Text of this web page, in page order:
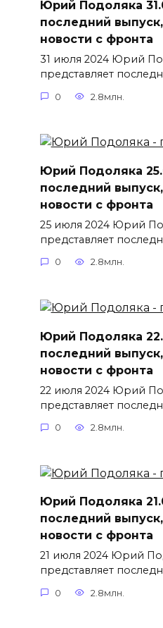
Юрий Подоляка
последний
новости с фронта
31 июля 2024 Юрий
представляет
0 2.8млн.
Юрий Подоляка
последний
новости с фронта
25 июля 2024 Юрий
представляет
0 2.8млн.
Юрий Подоляка
последний
новости с фронта
22 июля 2024 Юрий
представляет
0 2.8млн.
Юрий Подоляка
последний
новости с фронта
21 июля 2024 Юрий
представляет
0 2.8млн.